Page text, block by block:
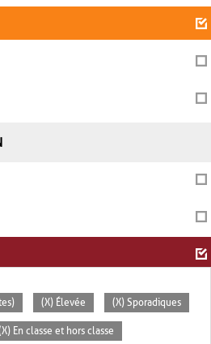
(X) Élevée (X) Sporadiques
En classe et hors classe